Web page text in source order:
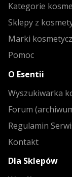
Kategorie
Sklepy z
Marki
Pomoc
O Esentii
Wyszukiwarka
Forum
Regulamin
Kontakt
Dla Sklepów